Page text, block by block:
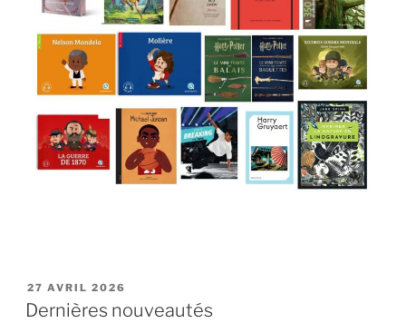
PUBLIÉ
LE
27 AVRIL 2026
Dernières nouveautés